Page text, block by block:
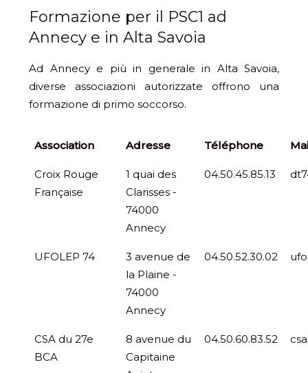
Formazione per il PSC1 ad
Annecy e in Alta Savoia
Ad Annecy e più in generale in Alta Savoia,
diverse associazioni autorizzate offrono una
formazione di primo soccorso.
Association Adresse Téléphone
Croix Rouge
Française
1 quai des
Clarisses -
74000
Annecy
04.50.45.85.13
UFOLEP 74
3 avenue de
la Plaine -
74000
Annecy
04.50.52.30.02
CSA du 27e
BCA
8 avenue du
Capitaine
04.50.60.83.52